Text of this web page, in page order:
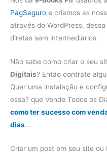
PagSeguro e criamos as
através do WordPress,
diretas sem intermediários.
Não sabe como criar o seu
Digitais? Então contrate
Quer uma instalação e
essa? que Vende Todos os
como ter sucesso com
dias…
Criar um post em seu site ou